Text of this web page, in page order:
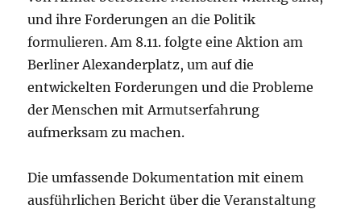
und ihre Forderungen an die Politik
formulieren. Am 8.11. folgte eine Aktion am
Berliner Alexanderplatz, um auf die
entwickelten Forderungen und die Probleme
der Menschen mit Armutserfahrung
aufmerksam zu machen.
Die umfassende Dokumentation mit einem
ausführlichen Bericht über die Veranstaltung